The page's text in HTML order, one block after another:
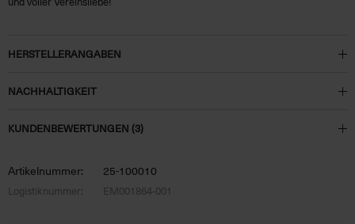
HERSTELLERANGABEN
NACHHALTIGKEIT
KUNDENBEWERTUNGEN (3)
Artikelnummer: 25-100010
Logistiknummer: EM001864-001